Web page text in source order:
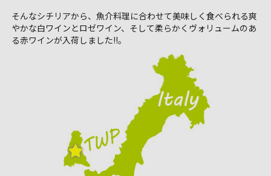
そんなシチリアから、魚介料理に合わせて美味しく食べられる爽
やかな白ワインとロゼワイン、そして柔らかくヴォリュームのあ
る赤ワインが入荷しました!!。